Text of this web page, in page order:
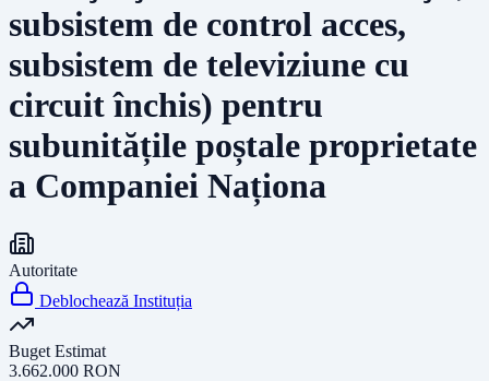
subsistem de control acces,
subsistem de televiziune cu
circuit închis) pentru
subunitățile poștale proprietate
a Companiei Naționa
Autoritate
Deblochează Instituția
Buget Estimat
3.662.000 RON